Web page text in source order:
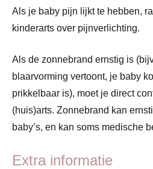
Als je baby pijn lijkt te hebben,
kinderarts over pijnverlichting.
Als de zonnebrand ernstig is
blaarvorming vertoont, je baby
prikkelbaar is), moet je direct
(huis)arts. Zonnebrand kan
baby’s, en kan soms medische
Extra informatie